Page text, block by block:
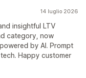
14 luglio 2026
insightful LTV
category, now
by AI. Prompt
Happy customer